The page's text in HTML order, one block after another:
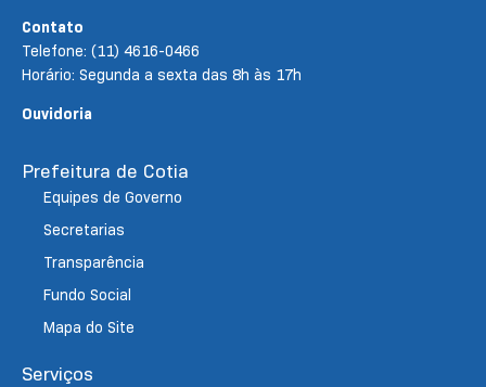
Contato
Telefone: (11) 4616-0466
Horário: Segunda a sexta das 8h às 17h
Ouvidoria
Prefeitura de Cotia
Equipes de Governo
Secretarias
Transparência
Fundo Social
Mapa do Site
Serviços